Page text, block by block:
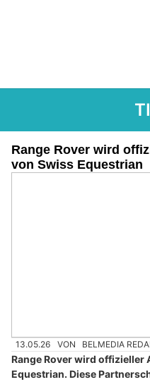
Range Rover wird
von Swiss Equestrian
13.05.26 VON BELMEDIA
Range Rover wird
Equestrian. Diese